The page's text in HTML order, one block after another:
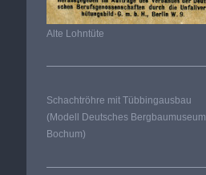
Alte Lohntüte
Schachtröhre mit Tübbingausbau
(Modell Deutsches Bergbaumuseum
Bochum)